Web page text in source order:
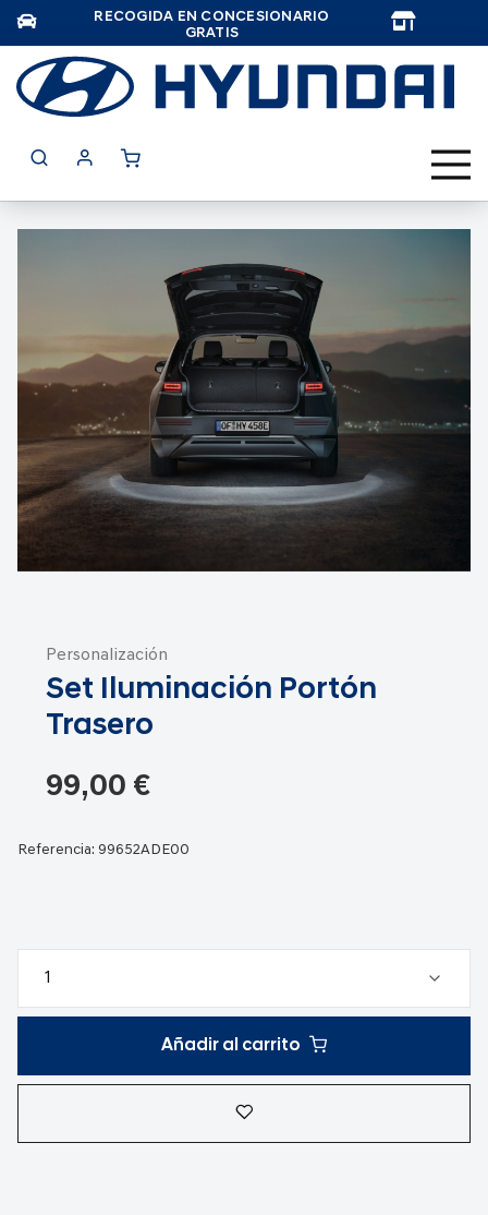
RECOGIDA EN CONCESIONARIO
GRATIS
Personalización
Set Iluminación Portón
Trasero
99,00 €
Referencia: 99652ADE00
Añadir al carrito
galería
de
imágenes
comienzo
galería
imágenes